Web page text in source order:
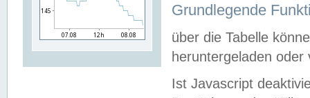
Grundlegende
über die Tabelle
heruntergeladen oder
Ist Javascript